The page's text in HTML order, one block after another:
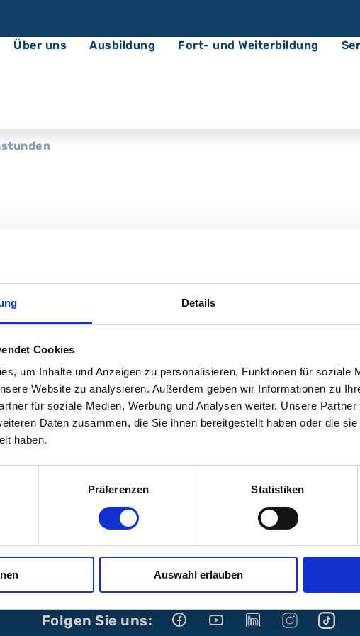
Details
Cookies
um Inhalte und Anzeigen zu personalisieren, Funktionen für soziale
Website zu analysieren. Außerdem geben wir Informationen zu
für soziale Medien, Werbung und Analysen weiter. Unsere
Daten zusammen, die Sie ihnen bereitgestellt haben oder die
haben.
Präferenzen Statistiken
Auswahl erlauben
Über uns
Ausbildung Fort- und Weiterbildung
der Augenklinik
Folgen Sie uns: